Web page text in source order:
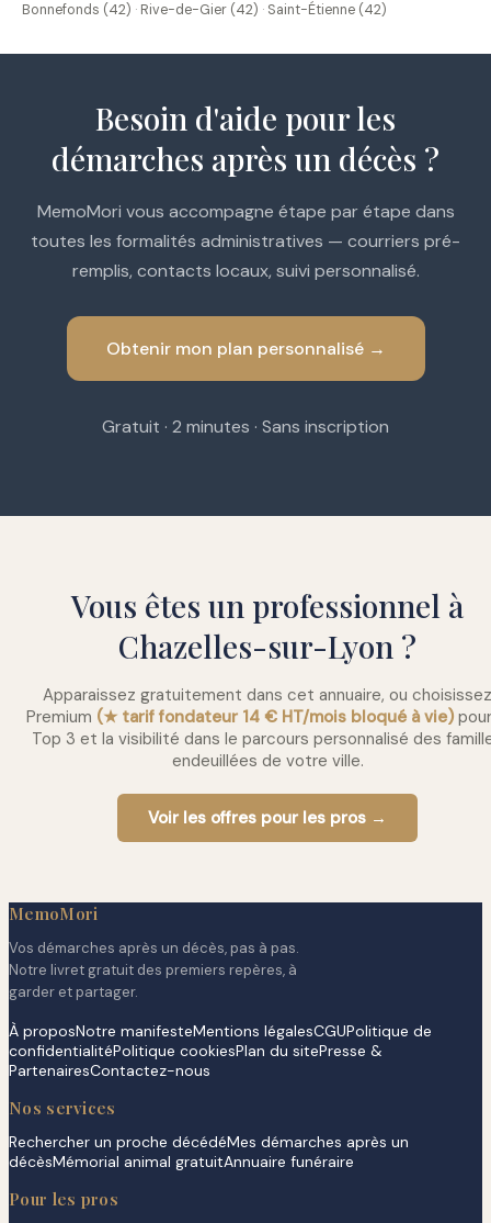
Bonnefonds (42) · Rive-de-Gier (42) · Saint-Étienne (42)
Besoin d'aide pour les
démarches après un décès ?
MemoMori vous accompagne étape par étape dans
toutes les formalités administratives — courriers pré-
remplis, contacts locaux, suivi personnalisé.
Obtenir mon plan personnalisé →
Gratuit · 2 minutes · Sans inscription
Vous êtes un professionnel à
Chazelles-sur-Lyon ?
Apparaissez gratuitement dans cet annuaire, ou choisissez
Premium (★ tarif fondateur 14 € HT/mois bloqué à vie)
Top 3 et la visibilité dans le parcours personnalisé des
endeuillées de votre ville.
Voir les offres pour les pros →
MemoMori
Vos démarches après un décès, pas à pas.
Notre livret gratuit des premiers repères, à
garder et partager.
À proposNotre manifesteMentions légalesCGUPolitique de
confidentialitéPolitique cookiesPlan du sitePresse &
PartenairesContactez-nous
Nos services
Rechercher un proche décédéMes démarches après un
décèsMémorial animal gratuitAnnuaire funéraire
Pour les pros